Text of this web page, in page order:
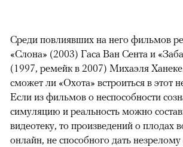
Среди повлиявших на него фильмов
«Слона» (2003) Гаса Ван Сента и
(1997, ремейк в 2007) Михаэля
сможет ли «Охота» встроиться в этот
Если из фильмов о неспособности
симуляцию и реальность можно
видеотеку, то произведений о плодах
онлайн, не способного дать незрелому